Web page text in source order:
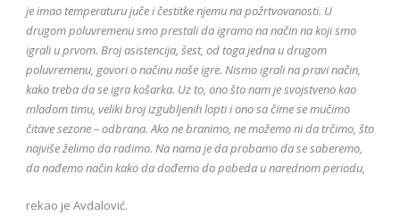
je imao temperaturu juče i čestitke njemu na požrtvovanosti. U
drugom poluvremenu smo prestali da igramo na način na koji smo
igrali u prvom. Broj asistencija, šest, od toga jedna u drugom
poluvremenu, govori o načinu naše igre. Nismo igrali na pravi način,
kako treba da se igra košarka. Uz to, ono što nam je svojstveno kao
mladom timu, veliki broj izgubljenih lopti i ono sa čime se mučimo
čitave sezone – odbrana. Ako ne branimo, ne možemo ni da trčimo, što
najviše želimo da radimo. Na nama je da probamo da se saberemo,
da nađemo način kako da dođemo do pobeda u narednom periodu,
rekao je Avdalović.